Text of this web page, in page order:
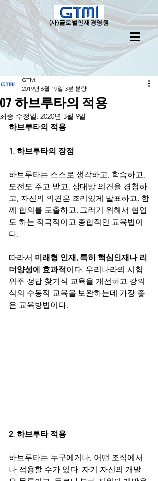
(사)글로벌인재경영원
07 하브루타의 적용
GTMI
2019년 6월 19일 3분 분량
최종 수정일: 2020년 3월 9일
하브루타의 적용
1. 하브루타의 장점
하브루타는 스스로 생각하고, 학습하고,
도전도 주고 받고, 상대방 의견을 경청하
고, 자신의 의견은 조리있게 발표하고, 함
께 합의를 도출하고, 그러기 위해서 협업
도 하는 적극적이고 종합적인 교육법이
다.
따라서 미래형 인재, 특히 핵심인재나 리
더양성에 효과적이다. 우리나라의 시험
위주 정답 찾기식 교육을 개선하고 강의
식의 수동적 교육을 보완하는데 가장 좋
은 교육방법이다.
2. 하브루타 적용
하브루타는 누구에게나, 어떤 조직에서
나 적용할 수가 있다. 자기 자신의 개발